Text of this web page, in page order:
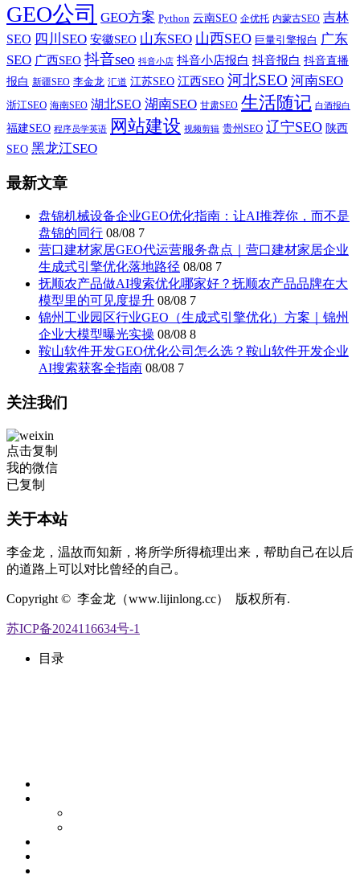
GEO公司 GEO方案 Python 云南SEO 企优托 内蒙古SEO 吉林
SEO 四川SEO 安徽SEO 山东SEO 山西SEO 巨量引擎报白 广东
SEO 广西SEO 抖音seo 抖音小店 抖音小店报白 抖音报白 抖音直播
报白 新疆SEO 李金龙 汇道 江苏SEO 江西SEO 河北SEO 河南SEO
浙江SEO 海南SEO 湖北SEO 湖南SEO 甘肃SEO 生活随记 白酒报白
福建SEO 程序员学英语 网站建设 视频剪辑 贵州SEO 辽宁SEO 陕西
SEO 黑龙江SEO
最新文章
盘锦机械设备企业GEO优化指南：让AI推荐你，而不是
盘锦的同行 08/08 7
营口建材家居GEO代运营服务盘点｜营口建材家居企业
生成式引擎优化落地路径 08/08 7
抚顺农产品做AI搜索优化哪家好？抚顺农产品品牌在大
模型里的可见度提升 08/08 7
锦州工业园区行业GEO（生成式引擎优化）方案｜锦州
企业大模型曝光实操 08/08 8
鞍山软件开发GEO优化公司怎么选？鞍山软件开发企业
AI搜索获客全指南 08/08 7
关注我们
点击复制
我的微信
已复制
关于本站
李金龙，温故而知新，将所学所得梳理出来，帮助自己在以后
的道路上可以对比曾经的自己。
Copyright © 李金龙（www.lijinlong.cc） 版权所有.
苏ICP备2024116634号-1
目录